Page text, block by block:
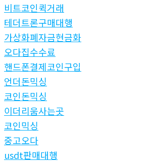
비트코인퀵거래
테더트론구매대행
가상화폐자금현금화
오다집수수료
핸드폰결제코인구입
언더돈믹싱
코인돈믹싱
이더리움사는곳
코인믹싱
중고오다
usdt판매대행